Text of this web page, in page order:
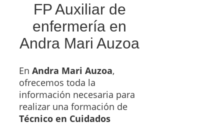
FP Auxiliar de
enfermería en
Andra Mari Auzoa
En Andra Mari Auzoa,
ofrecemos toda la
información necesaria para
realizar una formación de
Técnico en Cuidados